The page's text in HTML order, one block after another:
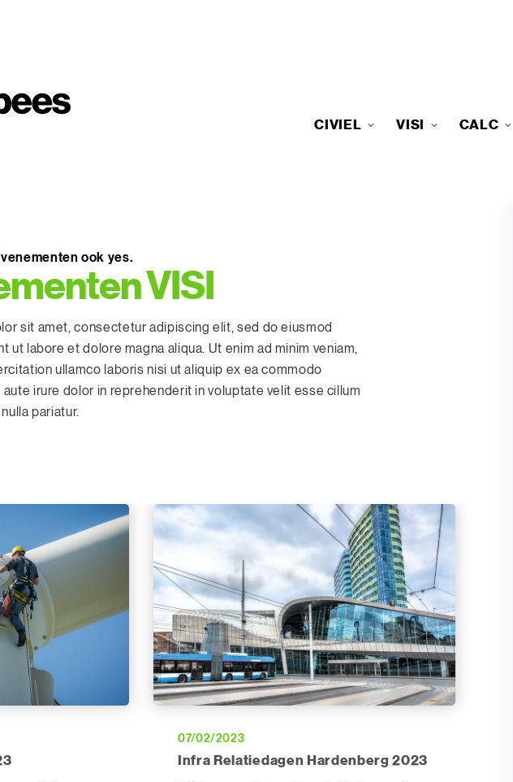
CIVIEL VISI CALC
ook yes.
VISI
sit amet, consectetur adipiscing elit, sed do eiusmod
ut labore et dolore magna aliqua. Ut enim ad minim veniam,
ullamco laboris nisi ut aliquip ex ea commodo
aute irure dolor in reprehenderit in voluptate velit esse cillum
pariatur.
07/02/2023
Infra Relatiedagen Hardenberg 2023